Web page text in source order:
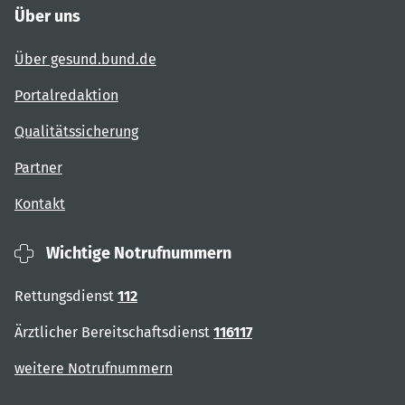
Über uns
Über gesund.bund.de
Portalredaktion
Qualitätssicherung
Partner
Kontakt
Wichtige Notrufnummern
Rettungsdienst 112
Ärztlicher Bereitschaftsdienst 116117
weitere Notrufnummern